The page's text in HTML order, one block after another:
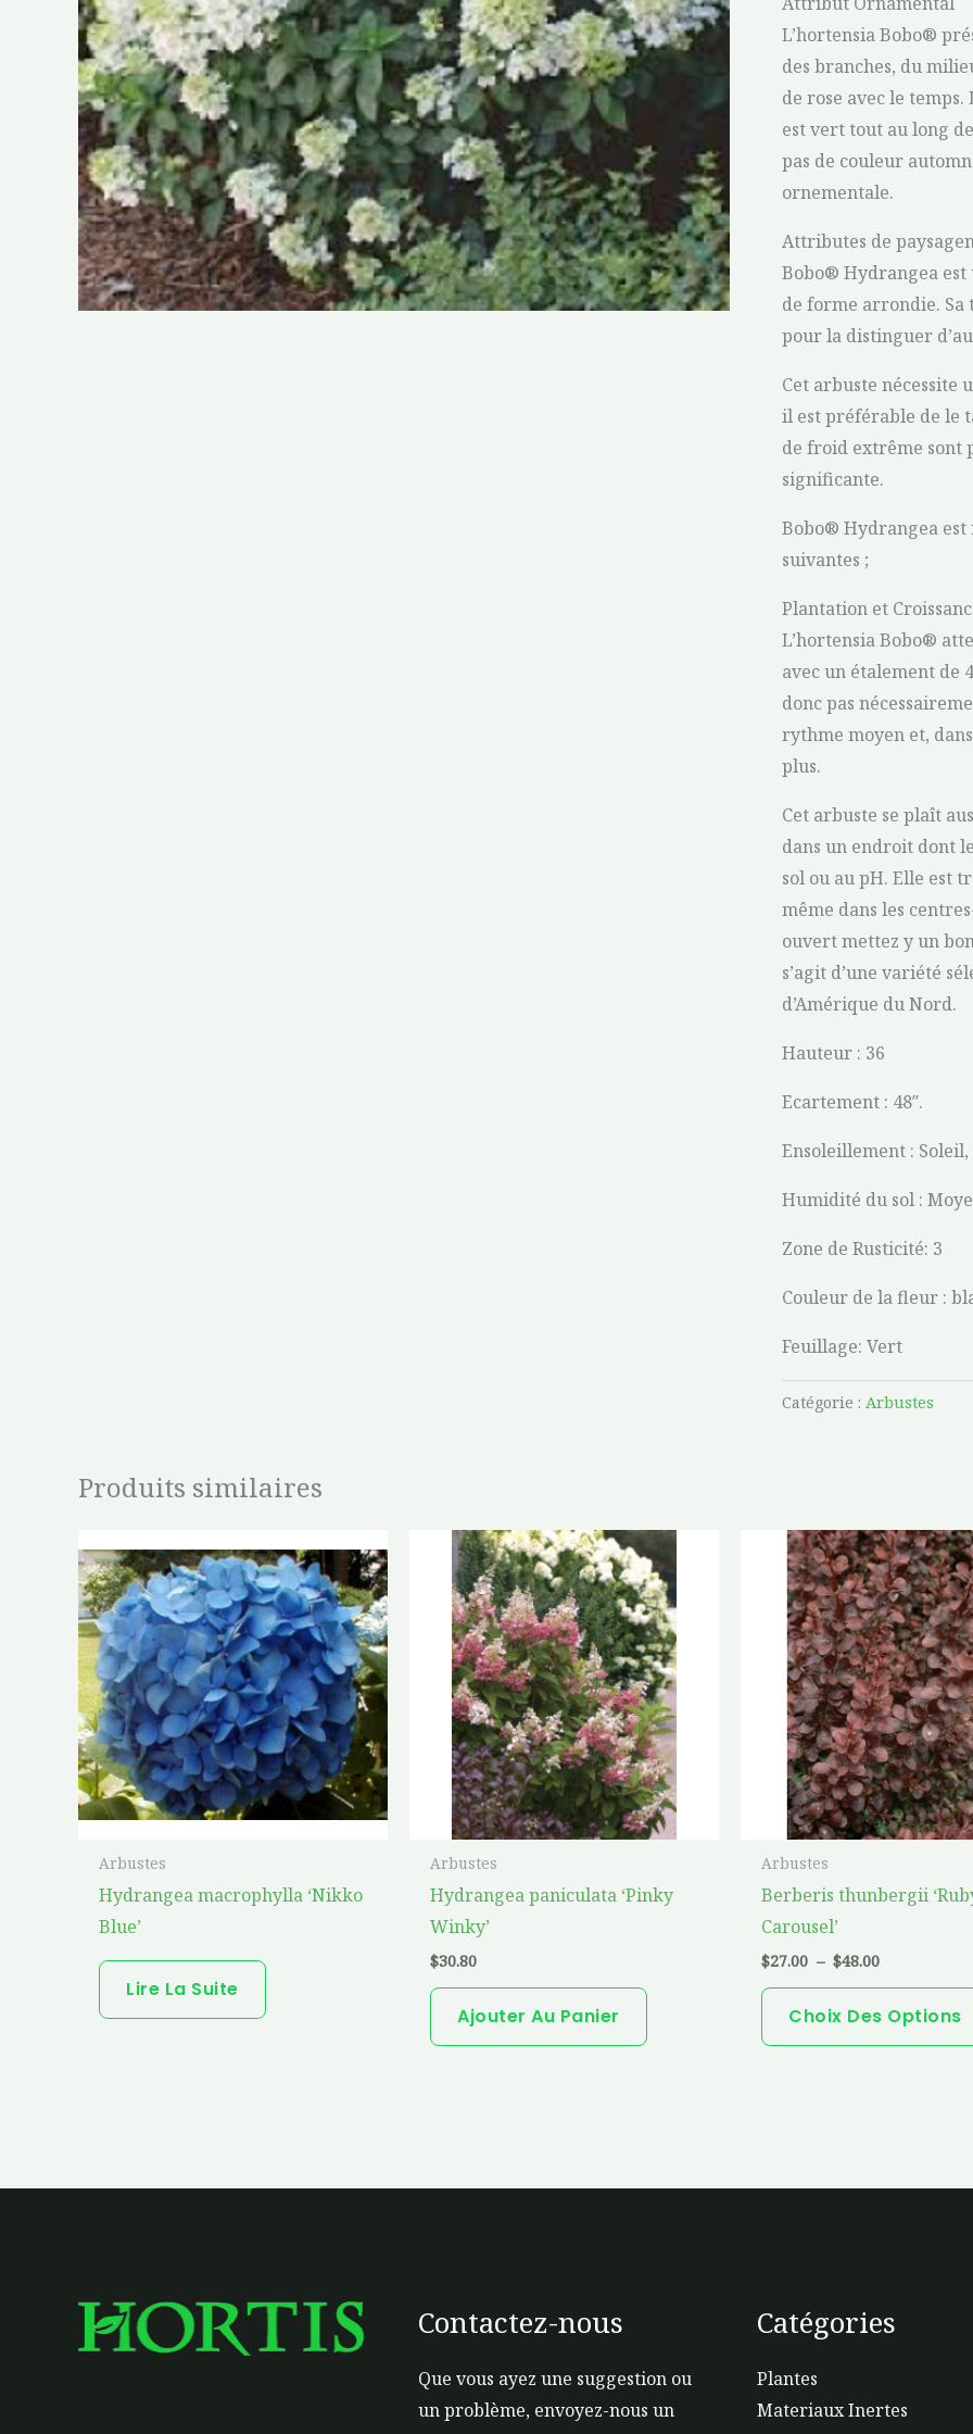
L’hortensia Bobo®
des branches, du
de rose avec le
est vert tout au long
pas de couleur
ornementale.
Attributes de
Bobo® Hydrangea est
de forme arrondie.
pour la distinguer
Cet arbuste nécessite
il est préférable de le
de froid extrême sont
significante.
Bobo® Hydrangea est
suivantes ;
Plantation et
L’hortensia Bobo®
avec un étalement de
donc pas
rythme moyen et,
plus.
Cet arbuste se plaît
dans un endroit dont
sol ou au pH. Elle est
même dans les
ouvert mettez y un
s’agit d’une variété
d’Amérique du Nord.
Hauteur : 36
Ecartement : 48″.
Ensoleillement :
Humidité du sol :
Zone de Rusticité: 3
Couleur de la fleur :
Feuillage: Vert
Catégorie : Arbustes
Produits similaires
Arbustes
Hydrangea macrophylla ‘Nikko
Blue’
Lire La Suite
Arbustes
Hydrangea paniculata ‘Pinky
Winky’
$30.80
Ajouter Au Panier
Arbustes
Berberis thunbergii
Carousel’
$27.00 – $48.00
Plage
de
prix :
$27.00
à
$48.00
Choix Des Options
Contactez-nous
Que vous ayez une suggestion ou
un problème, envoyez-nous un
Catégories
Plantes
Materiaux Inertes